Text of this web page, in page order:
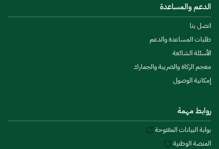
الدعم والمساعدة
اتصل بنا
طلبات المساعدة والدعم
الأسئلة الشائعة
معجم الزكاة والضريبة والجمارك
إمكانية الوصول
روابط مهمة
بوابة البيانات المفتوحة
المنصة الوطنية